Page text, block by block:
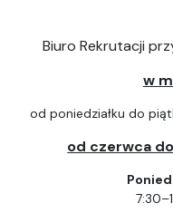
Biuro Rekrutacji
w
od poniedziałku do
od czerwca